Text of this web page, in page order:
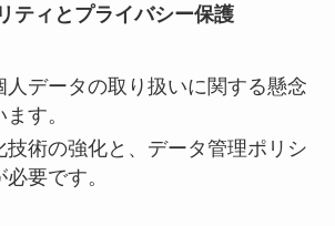
ティとプライバシー保護
人データの取り扱いに関する懸念
す。
技術の強化と、データ管理ポリシ
要です。